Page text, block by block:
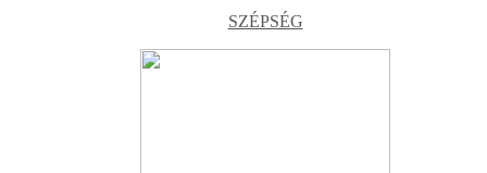
SZÉPSÉG